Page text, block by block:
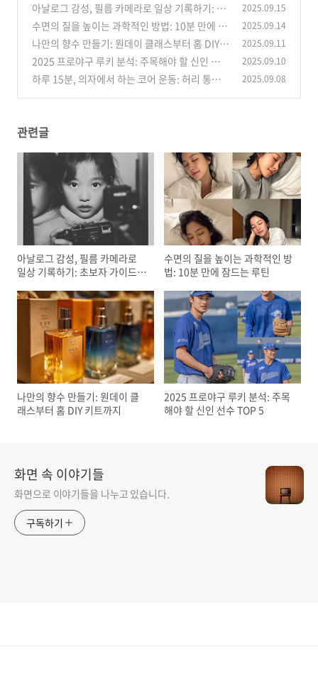
아날로그 감성, 필름 카메라로 일상 기록하기: 초
보자 가이드부터 현상소 추천까지
(1)
2025.09.15
수면의 질을 높이는 과학적인 방법: 10분 만에 잠
드는 루틴 (1)
2025.09.14
나만의 향수 만들기: 원데이 클래스부터 홈 DIY
키트까지 (1)
2025.09.11
2025 프로야구 루키 분석: 주목해야 할 신인 선수
TOP 5
(2)
2025.09.10
하루 15분, 의자에서 하는 코어 운동: 허리 통증
2025.09.08
관련글
아날로그 감성, 필름 카메라로
일상 기록하기: 초보자 가이드부
수면의 질을 높이는 과학적인 방
법: 10분 만에 잠드는 루틴
나만의 향수 만들기: 원데이 클
래스부터 홈 DIY 키트까지
2025 프로야구 루키 분석: 주목
해야 할 신인 선수 TOP 5
화면 속 이야기들
화면으로 이야기들을 나누고 있습니다.
구독하기